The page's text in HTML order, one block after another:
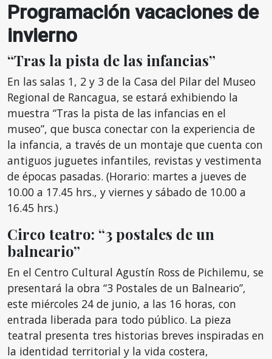
Programación vacaciones de
invierno
“Tras la pista de las infancias”
En las salas 1, 2 y 3 de la Casa del Pilar del Museo
Regional de Rancagua, se estará exhibiendo la
muestra “Tras la pista de las infancias en el
museo”, que busca conectar con la experiencia de
la infancia, a través de un montaje que cuenta con
antiguos juguetes infantiles, revistas y vestimenta
de épocas pasadas. (Horario: martes a jueves de
10.00 a 17.45 hrs., y viernes y sábado de 10.00 a
16.45 hrs.)
Circo teatro: “3 postales de un
balneario”
En el Centro Cultural Agustín Ross de Pichilemu, se
presentará la obra “3 Postales de un Balneario”,
este miércoles 24 de junio, a las 16 horas, con
entrada liberada para todo público. La pieza
teatral presenta tres historias breves inspiradas en
la identidad territorial y la vida costera,